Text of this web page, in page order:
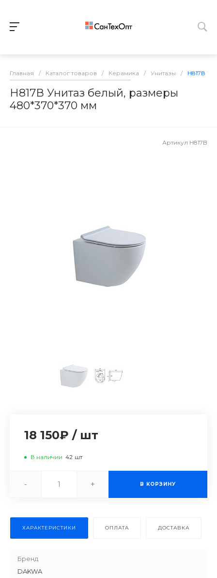
Главная / Каталог товаров / Керамика / Унитазы / Н817В
Н817В Унитаз белый, размеры
480*370*370 мм
Артикул H817B
18 150₽ / шт
В наличии 42 шт
- + В КОРЗИНУ
ХАРАКТЕРИСТИКИ ОПЛАТА ДОСТАВКА
Бренд
DAKWA